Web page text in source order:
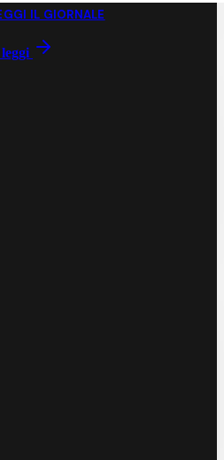
IL GIORNALE